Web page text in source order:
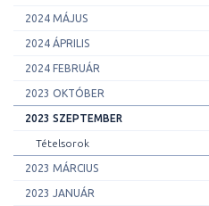
2024 MÁJUS
2024 ÁPRILIS
2024 FEBRUÁR
2023 OKTÓBER
2023 SZEPTEMBER
Tételsorok
2023 MÁRCIUS
2023 JANUÁR